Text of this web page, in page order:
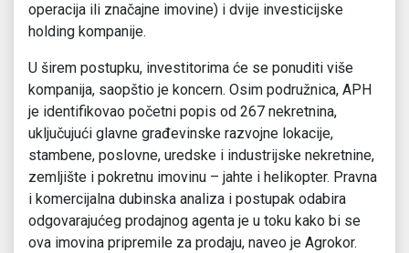
operacija ili značajne imovine) i dvije investicijske
holding kompanije.
U širem postupku, investitorima će se ponuditi više
kompanija, saopštio je koncern. Osim podružnica, APH
je identifikovao početni popis od 267 nekretnina,
uključujući glavne građevinske razvojne lokacije,
stambene, poslovne, uredske i industrijske nekretnine,
zemljište i pokretnu imovinu – jahte i helikopter. Pravna
i komercijalna dubinska analiza i postupak odabira
odgovarajućeg prodajnog agenta je u toku kako bi se
ova imovina pripremile za prodaju, naveo je Agrokor.